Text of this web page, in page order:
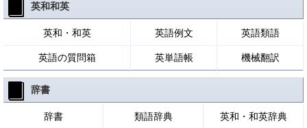
英和和英
英和・和英 英語例文 英語類語
英語の質問箱 英単語帳 機械翻訳
辞書
辞書 類語辞典 英和・和英辞典